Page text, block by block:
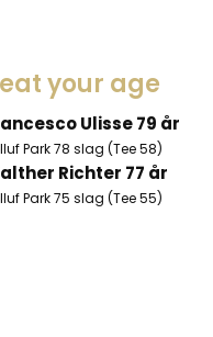
your age​
Ulisse 79 år
Park 78 slag (Tee 58)
Richter 77 år
Park 75 slag (Tee 55)